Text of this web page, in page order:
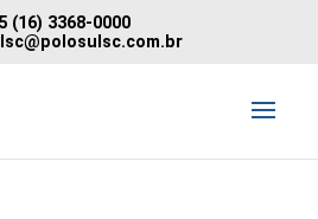
(16) 3368-0000